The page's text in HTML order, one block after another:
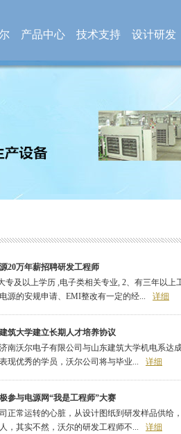
产品中心 技术支持 设计研发
20万年薪招聘研发工程师
专及以上学历 ,电子类相关专业, 2、有三年以
源的安规申请、EMI整改有一定的经...
详细
筑大学建立长期人才培养协议
南沃尔电子有限公司与山东建筑大学机电系
现优秀的学员，沃尔公司将与毕业...
详细
参与电源网“我是工程师”大赛
正常运转的心脏，从设计图纸到研发样品供给
，其实不然，沃尔的研发工程师不...
详细